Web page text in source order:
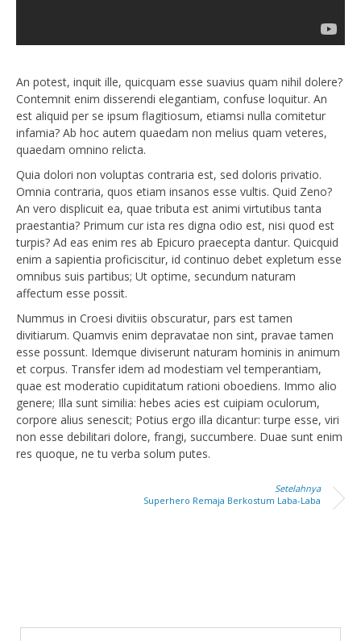
An potest, inquit ille, quicquam esse suavius quam nihil dolere?
Contemnit enim disserendi elegantiam, confuse loquitur. An
est aliquid per se ipsum flagitiosum, etiamsi nulla comitetur
infamia? Ab hoc autem quaedam non melius quam veteres,
quaedam omnino relicta.
Quia dolori non voluptas contraria est, sed doloris privatio.
Omnia contraria, quos etiam insanos esse vultis. Quid Zeno?
An vero displicuit ea, quae tributa est animi virtutibus tanta
praestantia? Primum cur ista res digna odio est, nisi quod est
turpis? Ad eas enim res ab Epicuro praecepta dantur. Quicquid
enim a sapientia proficiscitur, id continuo debet expletum esse
omnibus suis partibus; Ut optime, secundum naturam
affectum esse possit.
Nummus in Croesi divitiis obscuratur, pars est tamen
divitiarum. Quamvis enim depravatae non sint, pravae tamen
esse possunt. Idemque diviserunt naturam hominis in animum
et corpus. Transfer idem ad modestiam vel temperantiam,
quae est moderatio cupiditatum rationi oboediens. Immo alio
genere; Illa sunt similia: hebes acies est cuipiam oculorum,
corpore alius senescit; Potius ergo illa dicantur: turpe esse, viri
non esse debilitari dolore, frangi, succumbere. Duae sunt enim
res quoque, ne tu verba solum putes.
Setelahnya
Superhero Remaja Berkostum Laba-Laba